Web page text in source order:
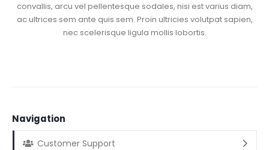
convallis, arcu vel pellentesque sodales, nisi est varius diam,
ac ultrices sem ante quis sem. Proin ultricies volutpat sapien,
nec scelerisque ligula mollis lobortis.
Navigation
Customer Support